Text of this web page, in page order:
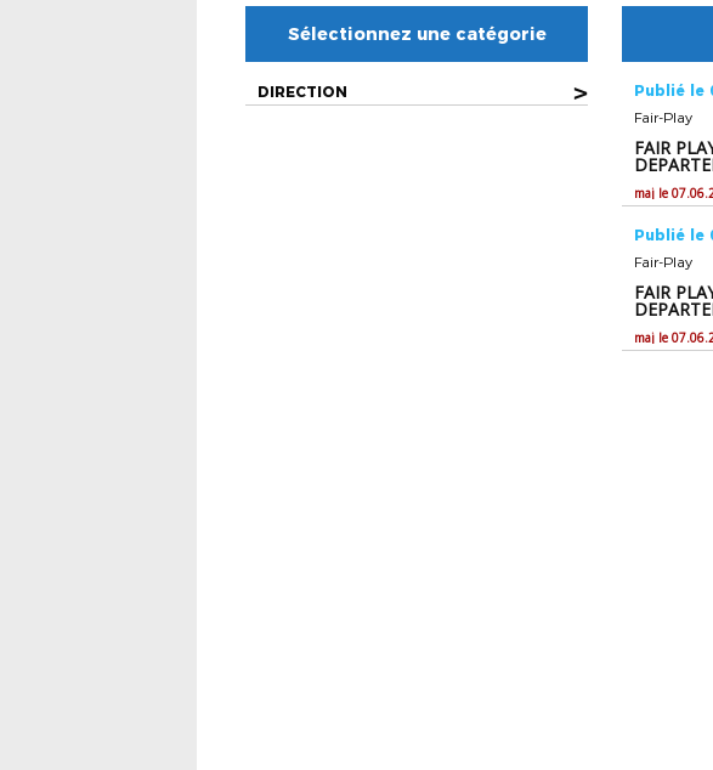
Sélectionnez une catégorie
DIRECTION >
Publié le
Fair-Play
FAIR
maj le
Publié le
Fair-Play
FAIR
maj le